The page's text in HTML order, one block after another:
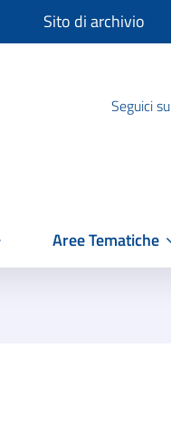
Sito di archivio
Seguici su
Aree Tematiche